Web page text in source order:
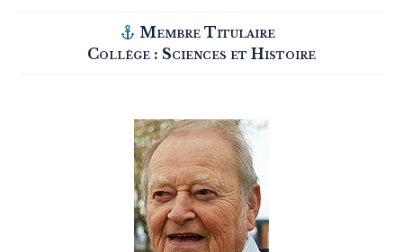
Membre Titulaire
Collège : Sciences et Histoire